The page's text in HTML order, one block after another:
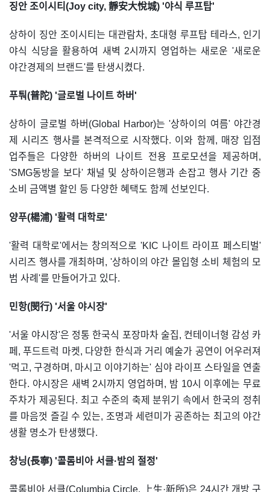
징안 조이시티(Joy city, 靜安大悅城) '야식 루프탑'
상하이 징안 조이시티는 대관람차, 초대형 루프탑 테라스, 인기
야식 식당을 활용하여 새벽 2시까지 영업하는 새로운 '새로운
야간경제의 브랜드'를 탄생시켰다.
푸퉈(普陀) '글로벌 나이트 하버'
상하이 글로벌 하버(Global Harbor)는 '상하이의 여름' 야간경
제 시리즈 행사를 본격적으로 시작했다. 이와 함께, 매장 입점
업주들은 다양한 하버의 나이트 전용 프로모션을 제공하며,
'SMG동방을 보다' 채널 및 상하이은행과 손잡고 행사 기간 중
소비 금액별 할인 등 다양한 혜택도 함께 선보인다.
양푸(楊浦) '활력 대학로'
'활력 대학로'에서는 창의적으로 'KIC 나이트 라이프 페스티벌'
시리즈 행사를 개최하며, '상하이의 야간 몰입형 소비 체험의 모
범 사례'를 만들어가고 있다.
민항(閔行) '서울 야시장'
'서울 야시장'은 정통 한국식 포장마차 술집, 컨테이너형 감성 카
페, 푸드트럭 마켓, 다양한 한식과 거리 예술가 공연이 어우러져
'먹고, 구경하며, 마시고 이야기하는' 심야 라이프 스타일을 연출
한다. 야시장은 새벽 2시까지 영업하며, 밤 10시 이후에는 무료
주차가 제공된다. 최고 수준의 축제 분위기 속에서 한국의 정취
를 마음껏 즐길 수 있는, 조명과 세련미가 공존하는 최고의 야간
생활 명소가 탄생했다.
창닝(長寧) '콜롬비아 서클·밤의 절정'
콜롬비아 서클(Columbia Circle, 上生·新所)은 24시간 개방 구